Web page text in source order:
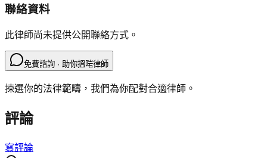
聯絡資料
此律師尚未提供公開聯絡方式。
免費諮詢 · 助你搵啱律師
揀選你的法律範疇，我們為你配對合適律師。
評論
寫評論